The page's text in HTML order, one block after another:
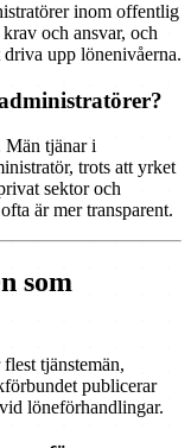
inom offentlig
och ansvar, och
upp lönenivåerna.
Män tjänar i
trots att yrket
sektor och
är mer transparent.
som
tjänstemän,
publicerar
löneförhandlingar.